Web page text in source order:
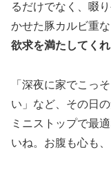
るだけでなく、啜
かせた豚カルビ重な
欲求を満たしてくれ
「深夜に家でこっ
い」など、その日
ミニストップで最
いね。お腹も心も